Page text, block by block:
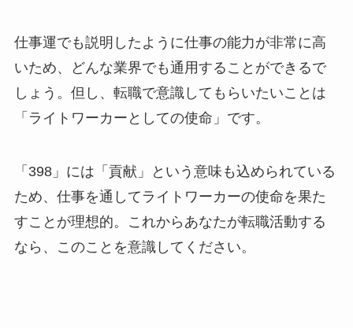
仕事運でも説明したように仕事の能力が非常に高
いため、どんな業界でも通用することができるで
しょう。但し、転職で意識してもらいたいことは
「ライトワーカーとしての使命」です。
「398」には「貢献」という意味も込められている
ため、仕事を通してライトワーカーの使命を果た
すことが理想的。これからあなたが転職活動する
なら、このことを意識してください。